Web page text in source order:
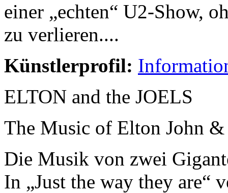
einer „echten“ U2-Show,
zu verlieren....
Künstlerprofil:
ELTON and the JOELS
The Music of Elton John
Die Musik von zwei
In „Just the way they are“